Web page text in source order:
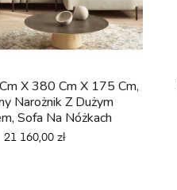
X 380 Cm X 175 Cm,
Narożnik Z Dużym
Sofa Na Nóżkach
Cena
21 160,00 zł